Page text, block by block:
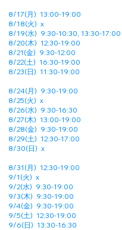
8/17(月) 13:00-19:00
8/18(火) x
8/19(水) 9:30-10:30, 13:30-17:00
8/20(木) 12:30-19:00
8/21(金) 9:30-12:00
8/22(土) 16:30-19:00
8/23(日) 11:30-19:00
8/24(月) 9:30-19:00
8/25(火) x
8/26(水) 9:30-16:30
8/27(木) 13:00-19:00
8/28(金) 9:30-19:00
8/29(土) 12:30-17:00
8/30(日) x
8/31(月) 12:30-19:00
9/1(火) x
9/2(水) 9:30-19:00
9/3(木) 9:30-19:00
9/4(金) 9:30-19:00
9/5(土) 12:30-19:00
9/6(日) 13:30-16:30